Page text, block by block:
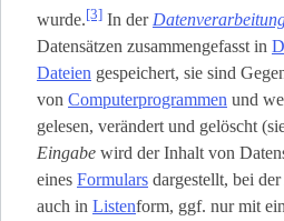
wurde.[3] In der
Datensätzen zusammengefasst in
Dateien gespeichert, sie sind
von Computerprogrammen und
gelesen, verändert und gelöscht
Eingabe wird der Inhalt von
eines Formulars dargestellt, bei der
auch in Listen­form, ggf. nur mit